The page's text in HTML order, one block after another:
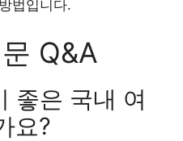
법입니다.
Q&A
좋은 국내 여
요?